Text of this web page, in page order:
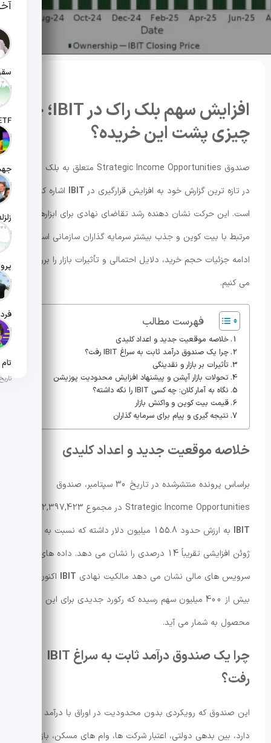
تاریخ
تاریخ
تاریخ
تاریخ
تاریخ
تاریخ
تاریخ
افزایش سهم بلک راک در IBIT؛ چه
چیزی پشت این خریده؟
صندوق Strategic Income Opportunities متعلق به بلک راک
در تازه ترین گزارش خود به افزایش قرارگیری در IBIT اشاره کرده
است. این حرکت نشان دهنده رشد تقاضای نهادی برای ابزارهای
مرتبط با بیت کوین و جذب بیشتر سرمایه گذاران سازمانی است. در
ادامه جزئیات حجم خرید، دلایل احتمالی و تأثیرات بازار را بررسی
می کنیم.
فهرست مطالب
خلاصه موقعیت جدید و اعداد کلیدی
چرا یک صندوق درآمد ثابت به سراغ IBIT رفت؟
تأثیرات بر بازار و نقدینگی
تحولات بازار آپشن و پیشنهاد افزایش محدودیت پوزیشن
نگاه به آمار کلان: چه کسی IBIT را نگه داشته؟
قیمت بیت کوین و واکنش بازار
نتیجه گیری و پیام برای سرمایه گذاران
خلاصه موقعیت جدید و اعداد کلیدی
براساس پرونده منتشرشده در تاریخ 30 سپتامبر، صندوق
Strategic Income Opportunities در مجموع 2,397,423 سهم
IBIT
به ارزش حدود 155.8 میلیون دلار داشته که نسبت به پایان
ژوئن افزایشی تقریباً 14 درصدی را نشان می دهد. داده های
سرویس های مالی نشان می دهد مالکیت نهادی IBIT اکنون به
بیش از 400 میلیون سهم رسیده که رکورد جدیدی برای این
محصول به شمار می آید.
چرا یک صندوق درآمد ثابت به سراغ IBIT
رفت؟
این صندوق که رویکردی بدون محدودیت در اوراق با درآمد ثابت
دارد، بین بدهی دولتی، اعتبار شرکت ها، وام های مسکن، بازارهای